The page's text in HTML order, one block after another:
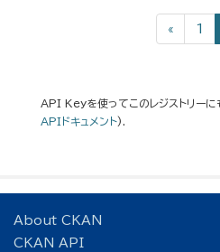
« 1
API Keyを使ってこのレジストリーに
APIドキュメント).
About CKAN
CKAN API